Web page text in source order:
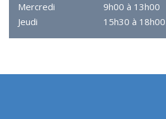
Mercredi
9h00 à 13h00
Jeudi
15h30 à 18h00